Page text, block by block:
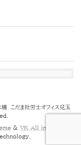
こだま社労士オフィス兒玉
& VK All in One